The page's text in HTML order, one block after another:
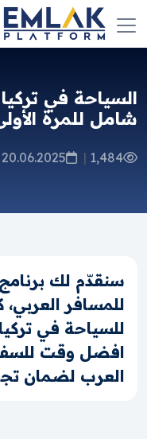
السياحة في
شامل للمرة
1,484
|
20.06.2025
سنقدّم لك
للمسافر
للسياحة في
افضل وقت للسفر
العرب لضمان